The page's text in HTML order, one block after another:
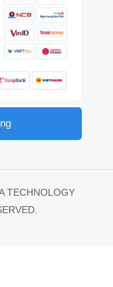
TECHNOLOGY